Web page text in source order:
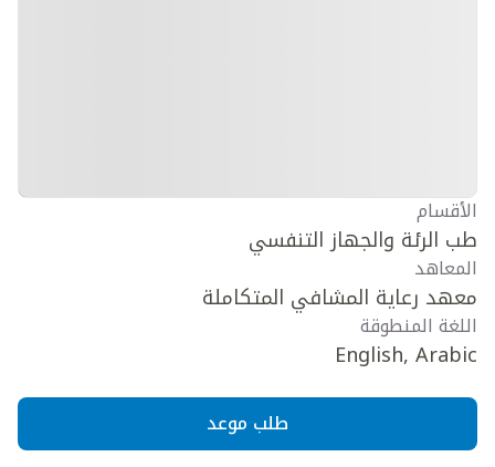
الأقسام
طب الرئة والجهاز التنفسي
المعاهد
معهد رعاية المشافي المتكاملة
اللغة المنطوقة
English, Arabic
طلب موعد